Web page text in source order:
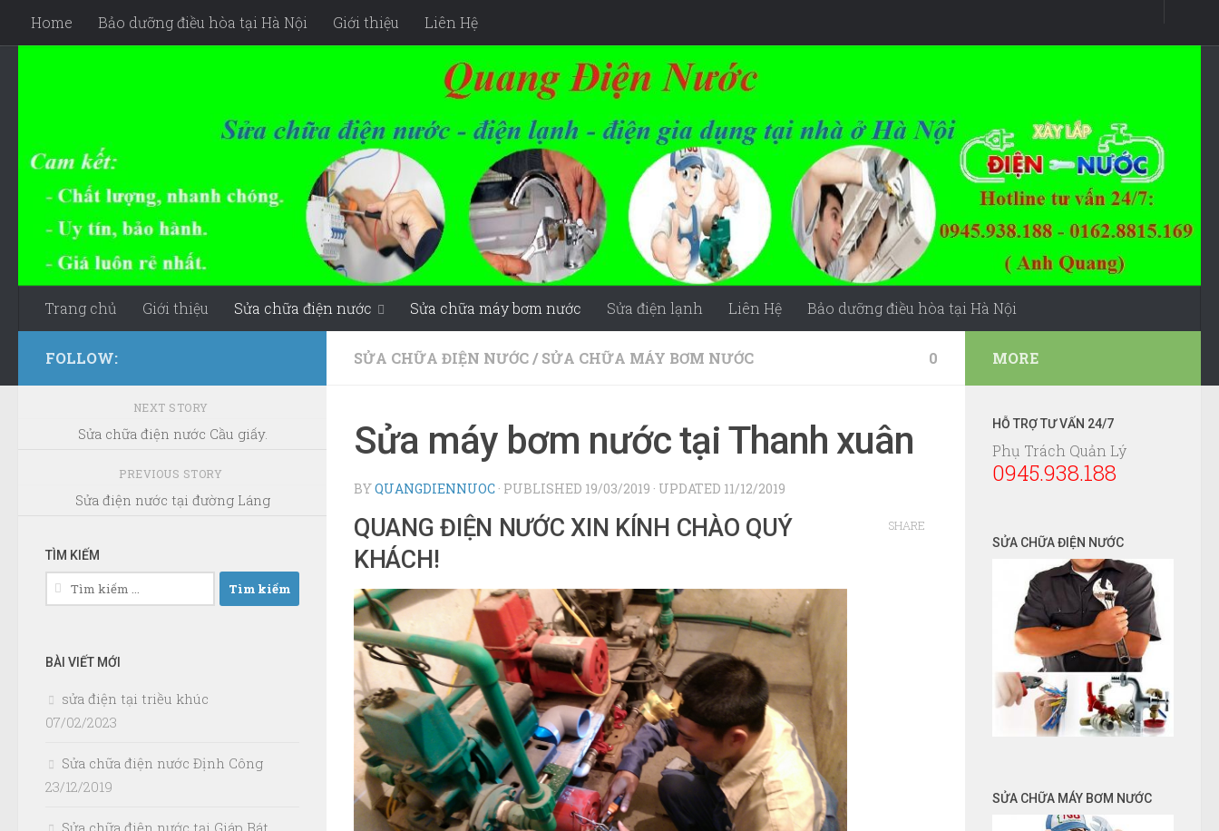
Skip to content
Home Bảo dưỡng điều hòa tại Hà Nội Giới thiệu Liên Hệ
Trang chủ Giới thiệu Sửa chữa điện nước Sửa chữa máy bơm nước Sửa điện lạnh Liên Hệ Bảo dưỡng điều hòa tại Hà Nội
SỬA CHỮA ĐIỆN NƯỚC/ SỬA CHỮA MÁY BƠM NƯỚC 0
Sửa máy bơm nước tại Thanh xuân
BYQUANGDIENNUOC · PUBLISHED 19/03/2019 · UPDATED 11/12/2019
QUANG ĐIỆN NƯỚC XIN KÍNH CHÀO QUÝ
KHÁCH!
SHARE
FOLLOW:
NEXT STORY
Sửa chữa điện nước Cầu giấy.
PREVIOUS STORY
Sửa điện nước tại đường Láng
TÌM KIẾM
Tìm
kiếm
BÀI VIẾT MỚI
sửa điện tại triều khúc
07/02/2023
Sửa chữa điện nước Định Công
23/12/2019
MORE
HỖ TRỢ TƯ VẤN 24/7
Phụ Trách Quản Lý
0945.938.188
SỬA CHỮA ĐIỆN NƯỚC
SỬA CHỮA MÁY BƠM NƯỚC